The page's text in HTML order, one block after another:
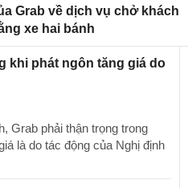
Grab về dịch vụ chở khách
xe hai bánh
khi phát ngôn tăng giá do
Grab phải thận trọng trong
là do tác động của Nghị định